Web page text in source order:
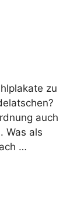
zu
auch
Was als
…